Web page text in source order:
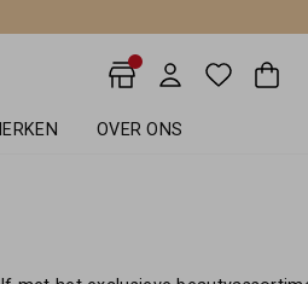
OVER ONS